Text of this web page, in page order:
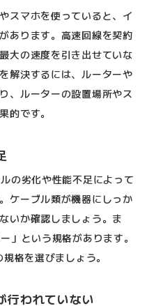
スマホを使っていると、イ
あります。高速回線を契約
大の速度を引き出せていな
解決するには、ルーターや
、ルーターの設置場所やス
的です。
の劣化や性能不足によって
ケーブル類が機器にしっか
いか確認しましょう。ま
」という規格があります。
格を選びましょう。
行われていない